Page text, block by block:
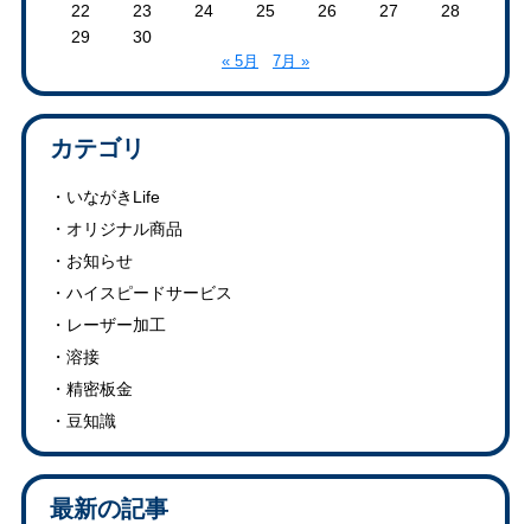
22
23 24 25 26 27
28
29
30
« 5月 7月 »
カテゴリ
いながきLife
オリジナル商品
お知らせ
ハイスピードサービス
レーザー加工
溶接
精密板金
豆知識
最新の記事